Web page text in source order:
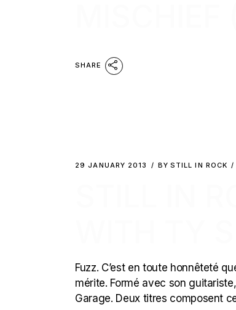
SHARE
29 JANUARY 2013 BY STILL IN ROCK
Fuzz. C’est en toute honnêteté
mérite. Formé avec son
Garage. Deux titres composent